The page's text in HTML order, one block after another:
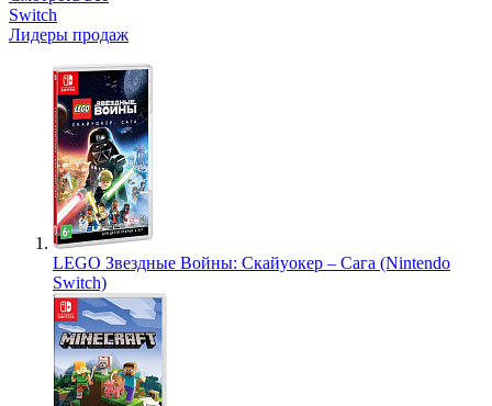
Switch
Лидеры продаж
LEGO Звездные Войны: Скайуокер – Сага (Nintendo
Switch)